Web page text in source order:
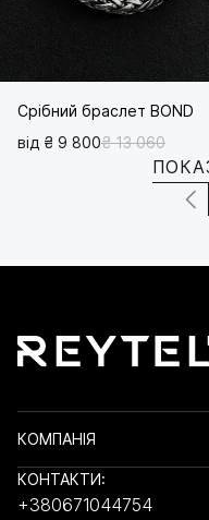
Срібний браслет BOND
від ₴ 9 800₴ 13 060
КОМПАНІЯ
КОНТАКТИ:
+380671044754